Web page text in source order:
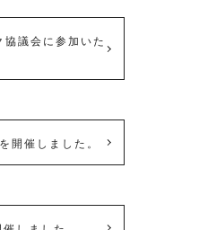
議会に参加いた
催しました。